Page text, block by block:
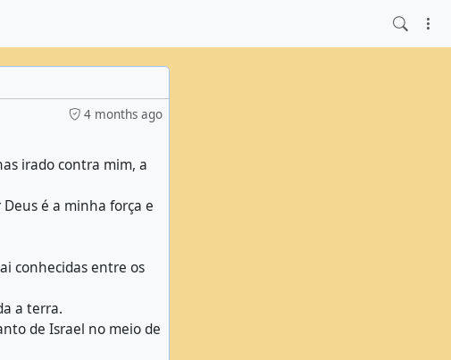
4 months ago
irado contra mim, a
é a minha força e
conhecidas entre os
a terra.
de Israel no meio de